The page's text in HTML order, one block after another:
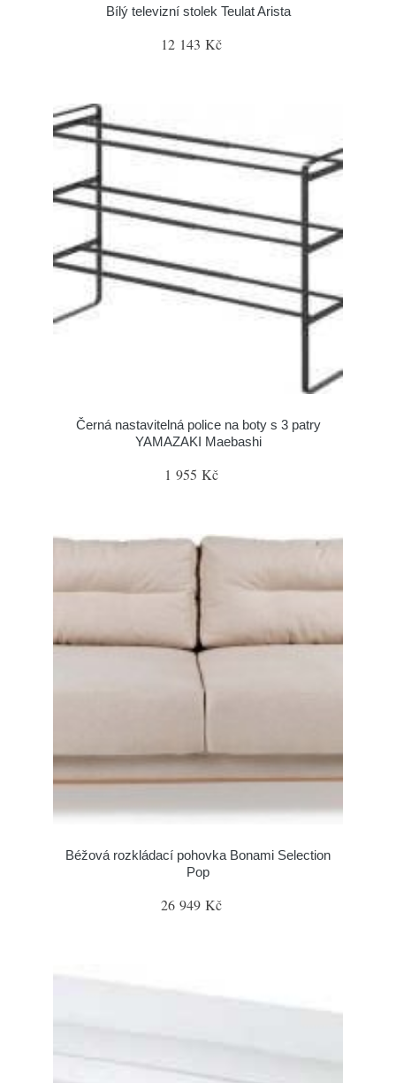
Bílý televizní stolek Teulat Arista
12 143 Kč
Černá nastavitelná police na boty s 3 patry
YAMAZAKI Maebashi
1 955 Kč
Béžová rozkládací pohovka Bonami Selection
Pop
26 949 Kč